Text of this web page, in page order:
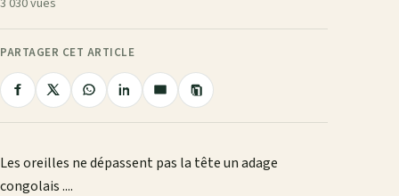
3 030 vues
PARTAGER CET ARTICLE
Partager
sur
Partager
sur
Partager
sur
Partager
sur
Partager
par
mail
Copier
le
lien
Les oreilles ne dépassent pas la tête un adage
congolais ....